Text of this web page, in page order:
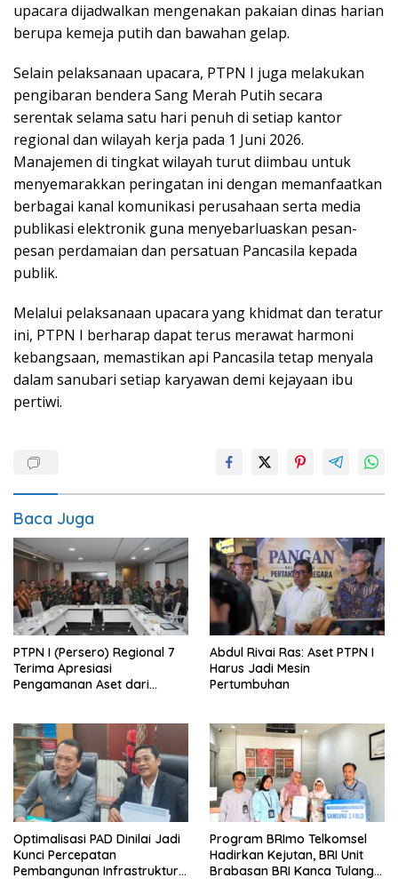
upacara dijadwalkan mengenakan pakaian dinas harian
berupa kemeja putih dan bawahan gelap.
Selain pelaksanaan upacara, PTPN I juga melakukan
pengibaran bendera Sang Merah Putih secara
serentak selama satu hari penuh di setiap kantor
regional dan wilayah kerja pada 1 Juni 2026.
Manajemen di tingkat wilayah turut diimbau untuk
menyemarakkan peringatan ini dengan memanfaatkan
berbagai kanal komunikasi perusahaan serta media
publikasi elektronik guna menyebarluaskan pesan-
pesan perdamaian dan persatuan Pancasila kepada
publik.
Melalui pelaksanaan upacara yang khidmat dan teratur
ini, PTPN I berharap dapat terus merawat harmoni
kebangsaan, memastikan api Pancasila tetap menyala
dalam sanubari setiap karyawan demi kejayaan ibu
pertiwi.
Baca Juga
PTPN I (Persero) Regional 7
Terima Apresiasi
Pengamanan Aset dari
Abdul Rivai Ras: Aset PTPN I
Harus Jadi Mesin
Pertumbuhan
Optimalisasi PAD Dinilai Jadi
Kunci Percepatan
Pembangunan Infrastruktur
Program BRImo Telkomsel
Hadirkan Kejutan, BRI Unit
Brabasan BRI Kanca Tulang